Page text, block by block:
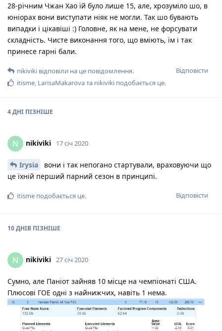
28-річним Чжан Хао їй було лише 15, але, хрозуміло шо, в
юніорах вони виступати ніяк не могли. Так шо бувають
випадки і цікавіші :) Головне, як на мене, не форсувати
складність. Чисте виконання того, що вміють, їм і так
принесе гарні бали.
Відповісти
nikiviki відповіли на це повідомлення.
itisme, LarisaMakarovaта nikiviki подобається це.
4 ДНІ ПІЗНІШЕ
N nikiviki 17 січ 2020
Irysia
вони і так непогано стартували, враховуючи що
це їхній перший парний сезон в принципі.
Відповісти
itisme подобається це.
10 ДНІВ ПІЗНІШЕ
N nikiviki 27 січ 2020
Сумно, але Паніот зайняв 10 місце на чемпіонаті США.
Плюсові ГОЕ одні з найнижчих, навіть 1 нема.